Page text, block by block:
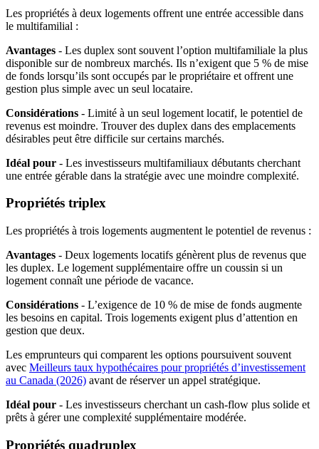
Les propriétés à deux logements offrent une entrée accessible dans
le multifamilial :
Avantages - Les duplex sont souvent l’option multifamiliale la plus
disponible sur de nombreux marchés. Ils n’exigent que 5 % de mise
de fonds lorsqu’ils sont occupés par le propriétaire et offrent une
gestion plus simple avec un seul locataire.
Considérations - Limité à un seul logement locatif, le potentiel de
revenus est moindre. Trouver des duplex dans des emplacements
désirables peut être difficile sur certains marchés.
Idéal pour - Les investisseurs multifamiliaux débutants cherchant
une entrée gérable dans la stratégie avec une moindre complexité.
Propriétés triplex
Les propriétés à trois logements augmentent le potentiel de revenus :
Avantages - Deux logements locatifs génèrent plus de revenus que
les duplex. Le logement supplémentaire offre un coussin si un
logement connaît une période de vacance.
Considérations - L’exigence de 10 % de mise de fonds augmente
les besoins en capital. Trois logements exigent plus d’attention en
gestion que deux.
Les emprunteurs qui comparent les options poursuivent souvent
avec Meilleurs taux hypothécaires pour propriétés d’investissement
au Canada (2026) avant de réserver un appel stratégique.
Idéal pour - Les investisseurs cherchant un cash-flow plus solide et
prêts à gérer une complexité supplémentaire modérée.
Propriétés quadruplex